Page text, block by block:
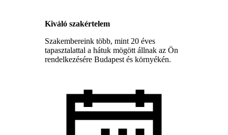
Kiváló szakértelem
Szakembereink több, mint 20 éves
tapasztalattal a hátuk mögött állnak az Ön
rendelkezésére Budapest és környékén.